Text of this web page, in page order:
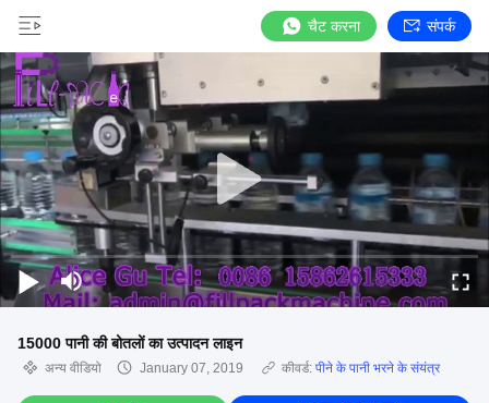
चैट करना संपर्क
15000 पानी की बोतलों का उत्पादन लाइन
अन्य वीडियो January 07, 2019 कीवर्ड: पीने के पानी भरने के संयंत्र